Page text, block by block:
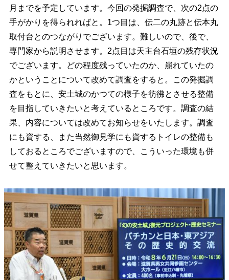
月までを予定しています。今回の発掘調査で、次の2点の
手がかりを得られればと。1つ目は、伝二の丸跡と伝本丸
取付台とのつながりでございます。難しいので、後で、
専門家から説明させます。2点目は天主台石垣の残存状況
でございます。どの程度残っていたのか、崩れていたの
かということについて改めて調査をすると。この発掘調
査をもとに、安土城のかつての様子を彷彿とさせる整備
を目指していきたいと考えているところです。調査の結
果、内容については改めてお知らせをいたします。調査
にも資する、また当然御見学にも資するトイレの整備も
しておるところでございますので、こういった環境も併
せて整えていきたいと思います。